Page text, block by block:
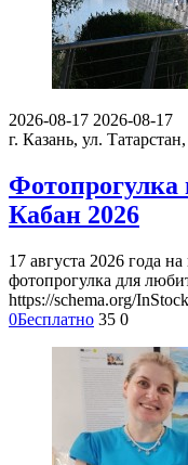
2026-08-17 2026-08-17
г. Казань, ул. Татарстан,
Фотопрогулка
Кабан 2026
17 августа 2026 года
фотопрогулка для
https://schema.org/InStock
0Бесплатно 35 0